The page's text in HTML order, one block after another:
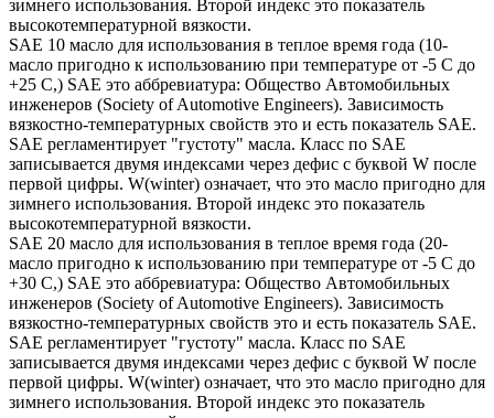
зимнего использования. Второй индекс это показатель
высокотемпературной вязкости.
SAE 10 масло для использования в теплое время года (10-
масло пригодно к использованию при температуре от -5 С до
+25 С,) SAE это аббревиатура: Общество Автомобильных
инженеров (Society of Automotive Engineers). Зависимость
вязкостно-температурных свойств это и есть показатель SAE.
SAE регламентирует "густоту" масла. Класс по SAE
записывается двумя индексами через дефис с буквой W после
первой цифры. W(winter) означает, что это масло пригодно для
зимнего использования. Второй индекс это показатель
высокотемпературной вязкости.
SAE 20 масло для использования в теплое время года (20-
масло пригодно к использованию при температуре от -5 С до
+30 С,) SAE это аббревиатура: Общество Автомобильных
инженеров (Society of Automotive Engineers). Зависимость
вязкостно-температурных свойств это и есть показатель SAE.
SAE регламентирует "густоту" масла. Класс по SAE
записывается двумя индексами через дефис с буквой W после
первой цифры. W(winter) означает, что это масло пригодно для
зимнего использования. Второй индекс это показатель